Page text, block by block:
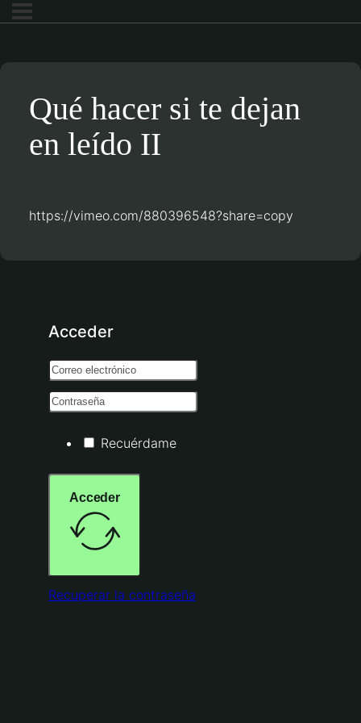
Qué hacer si te dejan
en leído II
https://vimeo.com/880396548?share=copy
Acceder
Recuérdame
Acceder
Recuperar la contraseña